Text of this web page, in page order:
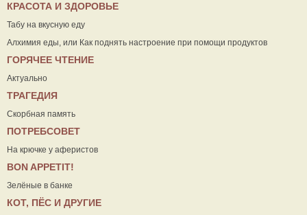
КРАСОТА И ЗДОРОВЬЕ
Табу на вкусную еду
Алхимия еды, или Как поднять настроение при помощи продуктов
ГОРЯЧЕЕ ЧТЕНИЕ
Актуально
ТРАГЕДИЯ
Скорбная память
ПОТРЕБСОВЕТ
На крючке у аферистов
ВON APPETIT!
Зелёные в банке
КОТ, ПЁС И ДРУГИЕ